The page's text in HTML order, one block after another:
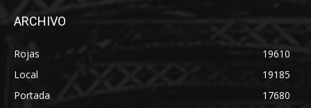
ARCHIVO
Rojas
19610
Local
19185
Portada
17680